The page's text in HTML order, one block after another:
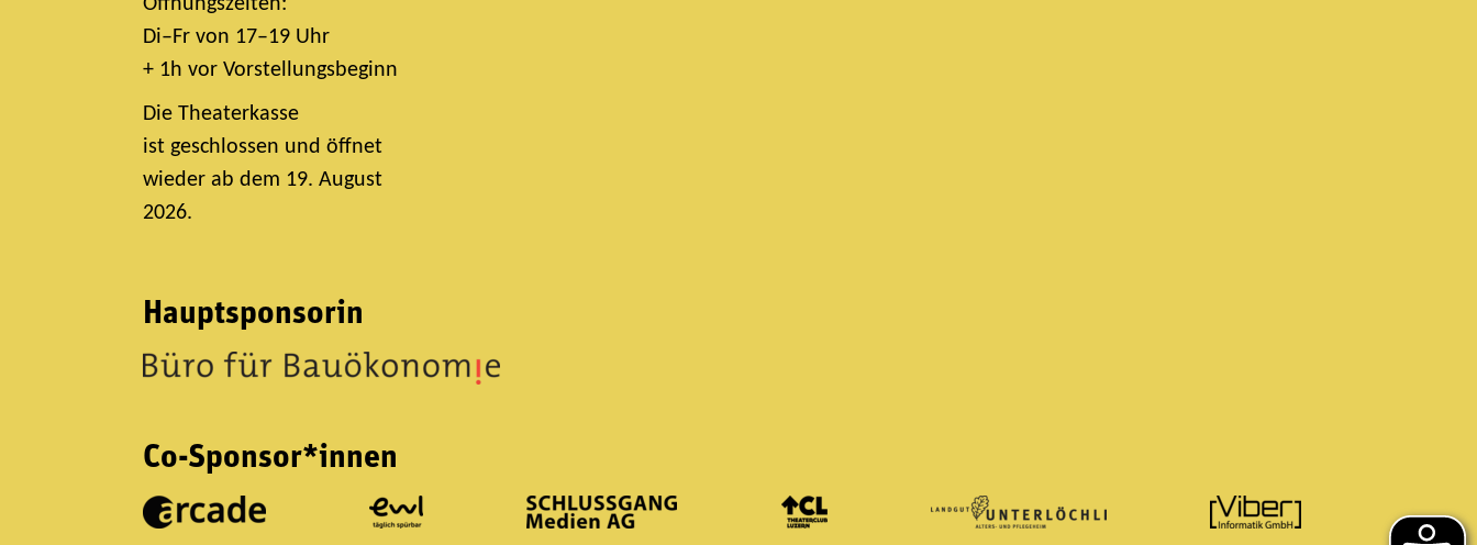
Di–Fr von 17–19 Uhr
+ 1h vor Vorstellungsbeginn
Die Theaterkasse
ist geschlossen und öffnet
wieder ab dem 19. August
2026.
Hauptsponsorin
Co-Sponsor*innen